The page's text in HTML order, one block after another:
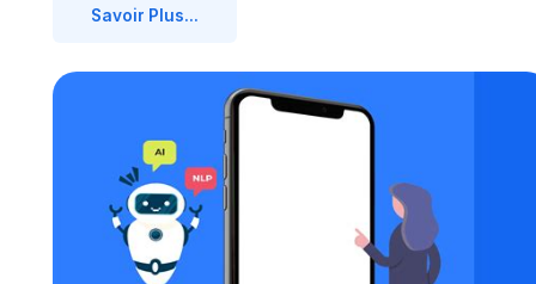
Savoir Plus...